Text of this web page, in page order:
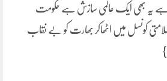
ہے یہ بھی ایک عالمی سازش ہے حکومت
سلامتی کونسل میں اٹھاکر بھارت کو بے نقاب